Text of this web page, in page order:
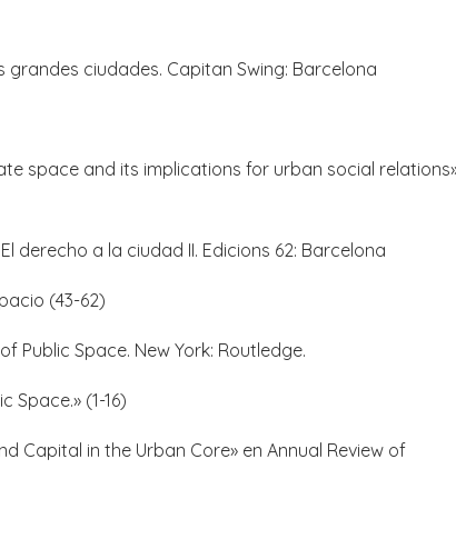
grandes ciudades. Capitan Swing: Barcelona
space and its implications for urban social
derecho a la ciudad II. Edicions 62: Barcelona
(43-62)
Public Space. New York: Routledge.
Space.» (1-16)
Capital in the Urban Core» en Annual Review of